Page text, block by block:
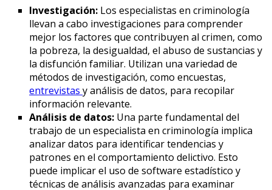
Investigación: Los especialistas en criminología
llevan a cabo investigaciones para comprender
mejor los factores que contribuyen al crimen, como
la pobreza, la desigualdad, el abuso de sustancias y
la disfunción familiar. Utilizan una variedad de
métodos de investigación, como encuestas,
entrevistas y análisis de datos, para recopilar
información relevante.
Análisis de datos: Una parte fundamental del
trabajo de un especialista en criminología implica
analizar datos para identificar tendencias y
patrones en el comportamiento delictivo. Esto
puede implicar el uso de software estadístico y
técnicas de análisis avanzadas para examinar